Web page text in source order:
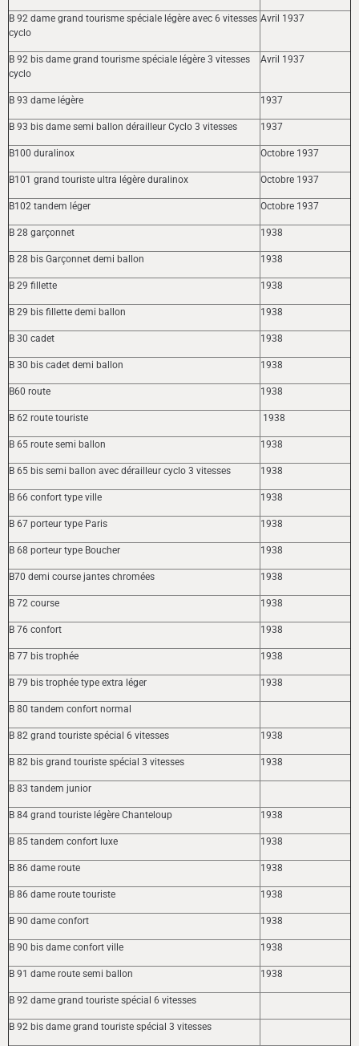
B 92 dame grand tourisme spéciale légère avec 6 vitesses
cyclo
Avril 1937
B 92 bis dame grand tourisme spéciale légère 3 vitesses
cyclo
Avril 1937
B 93 dame légère 1937
B 93 bis dame semi ballon dérailleur Cyclo 3 vitesses 1937
B100 duralinox Octobre 1937
B101 grand touriste ultra légère duralinox Octobre 1937
B102 tandem léger Octobre 1937
B 28 garçonnet 1938
B 28 bis Garçonnet demi ballon 1938
B 29 fillette 1938
B 29 bis fillette demi ballon 1938
B 30 cadet 1938
B 30 bis cadet demi ballon 1938
B60 route 1938
B 62 route touriste 1938
B 65 route semi ballon 1938
B 65 bis semi ballon avec dérailleur cyclo 3 vitesses 1938
B 66 confort type ville 1938
B 67 porteur type Paris 1938
B 68 porteur type Boucher 1938
B70 demi course jantes chromées 1938
B 72 course 1938
B 76 confort 1938
B 77 bis trophée 1938
B 79 bis trophée type extra léger 1938
B 80 tandem confort normal
B 82 grand touriste spécial 6 vitesses 1938
B 82 bis grand touriste spécial 3 vitesses 1938
B 83 tandem junior
B 84 grand touriste légère Chanteloup 1938
B 85 tandem confort luxe 1938
B 86 dame route 1938
B 86 dame route touriste 1938
B 90 dame confort 1938
B 90 bis dame confort ville 1938
B 91 dame route semi ballon 1938
B 92 dame grand touriste spécial 6 vitesses
B 92 bis dame grand touriste spécial 3 vitesses